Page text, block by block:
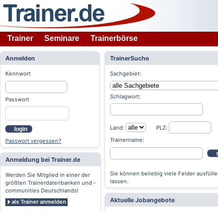
Trainer Seminare Trainerbörse
Anmelden
Kennwort
Passwort
login
Passwort vergessen?
Anmeldung bei Trainer.de
Werden Sie Mitglied in einer der
größten Trainerdatenbanken und -
communities Deutschlands!
als Trainer anmelden
TrainerSuche
Sachgebiet:
Schlagwort:
Land:
PLZ:
Trainername:
Sie können beliebig viele Felder
lassen.
Aktuelle Jobangebote